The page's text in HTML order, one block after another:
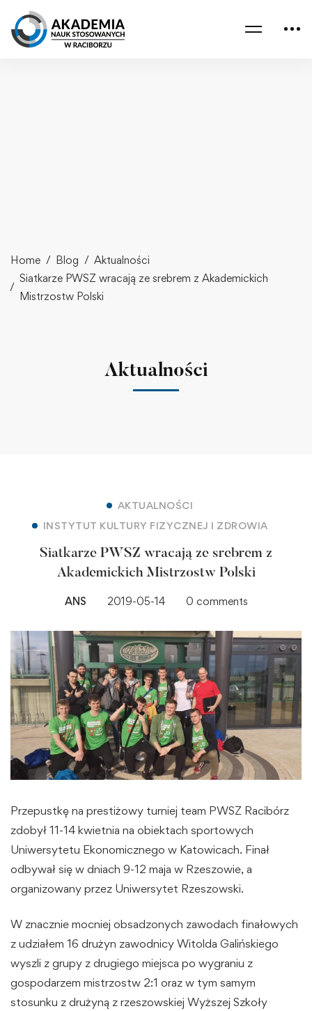
Home Blog
Aktualności
Siatkarze PWSZ wracają ze srebrem z Akademickich
Mistrzostw Polski
Aktualności
AKTUALNOŚCI
INSTYTUT KULTURY FIZYCZNEJ I ZDROWIA
Siatkarze PWSZ wracają ze srebrem z
Akademickich Mistrzostw Polski
ANS 2019-05-14 0 comments
Przepustkę na prestiżowy turniej team PWSZ Racibórz
zdobył 11-14 kwietnia na obiektach sportowych
Uniwersytetu Ekonomicznego w Katowicach. Finał
odbywał się w dniach 9-12 maja w Rzeszowie, a
organizowany przez Uniwersytet Rzeszowski.
W znacznie mocniej obsadzonych zawodach finałowych
z udziałem 16 drużyn zawodnicy Witolda Galińskiego
wyszli z grupy z drugiego miejsca po wygraniu z
gospodarzem mistrzostw 2:1 oraz w tym samym
stosunku z drużyną z rzeszowskiej Wyższej Szkoły